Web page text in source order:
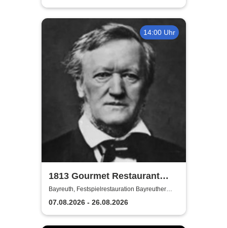
14:00 Uhr
1813 Gourmet Restaurant
2026
Bayreuth, Festspielrestauration Bayreuther
Festspiele
07.08.2026 - 26.08.2026